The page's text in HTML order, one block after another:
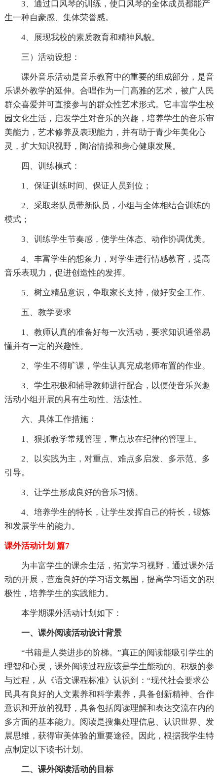
3、通过口风琴的训练，使口风琴的全体成员都能产
生一种自豪感、集体荣誉感。
4、展现我校的素质教育和精神风貌。
三）活动设想：
课外音乐活动是音乐教育中的重要的组成部分，是音
乐课外教学的延伸。合唱作为一门高雅的艺术，被广人民
群众喜爱并可直接参与的群众性艺术形式。它丰富学生校
园文化生活，启发学生对音乐的兴趣，培养学生的音乐审
美能力，艺术修养及表现能力，并有助于青少年美化心
灵，扩大知识视野，陶冶情操和身心健康发展。
四、训练模式：
1、保证训练时间、保证人员到位；
2、采取老队员带新队员，小组与全体相结合训练的
模式；
3、训练学生节奏感，使学生体态、动作协调优美。
4、丰富学生的想象力，对学生进行情感教育，提高
音乐表现力，促进创造性的发挥。
5、树立精品意识，争取家长支持，做好安全工作。
五、教学要求
1、教师认真的准备好每一次活动，要求知识通俗易
懂并有一定的兴趣性。
2、学生不得旷课，学生认真完成老师布置的作业。
3、学生积极和辅导教师进行配合，以便使音乐兴趣
活动小组开展的具有生动性、活泼性。
六、具体工作措施：
1、狠抓教学常规管理，重点放在纪律的管理上。
2、以实践为主，对重点、难点多启发、多示范、多
引导。
3、让学生形成良好的音乐习惯。
4、培养学生的特长，让学生发挥自己的特长，锻炼
和发展学生的能力。
课外活动计划 篇7
为丰富学生的课余生活，拓宽学习视野，通过课外活
动的开展，营造良好的学习语文氛围，提高学习语文的积
极性，培养学生的实践能力。
本学期课外活动计划如下：
一、课外阅读活动设计背景
“书籍是人类进步的阶梯。”真正的阅读能吸引学生的
理智和心灵，课外阅读过程应该是学生能动的、积极的参
与过程，从《语文课程标准》认识到：“现代社会要求公
民具有良好的人文素养和科学素养，具备创新精神、合作
意识和开放的视野，具备包括阅读理解和表达交流在内的
多方面的基本能力。阅读是搜集处理信息、认识世界、发
展思维，获得审美体验的重要途径。因此，根据我学生特
点制定以下读书计划。
二、课外阅读活动的目标